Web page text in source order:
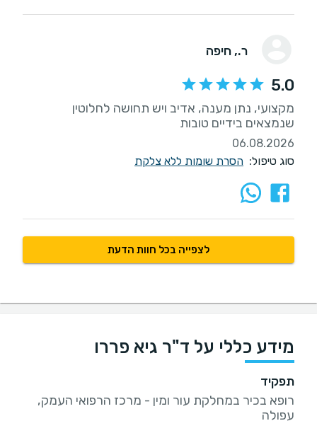
ר., חיפה
5.0
מקצועי, נתן מענה, אדיב ויש תחושה לחלוטין
שנמצאים בידיים טובות
06.08.2026
סוג טיפול: הסרת שומות ללא צלקת
לצפייה בכל חוות הדעת
מידע כללי על ד"ר גיא פררו
תפקיד
רופא בכיר במחלקת עור ומין - מרכז הרפואי העמק,
עפולה